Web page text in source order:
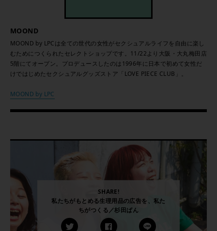
MOOND
MOOND by LPCは全ての世代の女性がセクシュアルライフを自由に楽し
むためにつくられたセレクトショップです。11/22より大阪・大丸梅田店
5階にてオープン。プロデュースしたのは1996年に日本で初めて女性だ
けではじめたセクシュアルグッズストア「LOVE PIECE CLUB」。
MOOND by LPC
SHARE!
私たちがもとめる生理用品の広告を、私た
ちがつくる／杉田ぱん